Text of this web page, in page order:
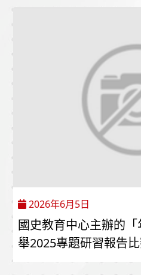
2026年6月5日
國史教育中心主辦的
舉2025專題研習報告